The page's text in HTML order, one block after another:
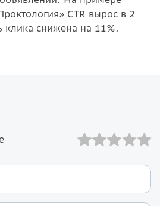
CTR вырос в 2
клика снижена на 11%.